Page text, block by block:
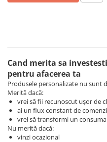
Cand merita sa
pentru afacerea ta
Produsele personalizate nu sunt
Merită dacă:
vrei să fii recunoscut ușor de
ai un flux constant de
vrei să transformi un
Nu merită dacă:
vinzi ocazional